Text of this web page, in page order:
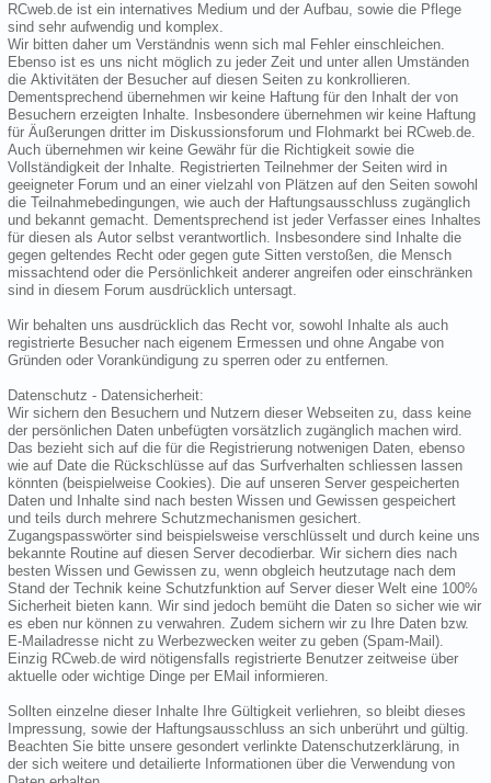
RCweb.de ist ein internatives Medium und der Aufbau, sowie die Pflege
sind sehr aufwendig und komplex.
Wir bitten daher um Verständnis wenn sich mal Fehler einschleichen.
Ebenso ist es uns nicht möglich zu jeder Zeit und unter allen Umständen
die Aktivitäten der Besucher auf diesen Seiten zu konkrollieren.
Dementsprechend übernehmen wir keine Haftung für den Inhalt der von
Besuchern erzeigten Inhalte. Insbesondere übernehmen wir keine Haftung
für Äußerungen dritter im Diskussionsforum und Flohmarkt bei RCweb.de.
Auch übernehmen wir keine Gewähr für die Richtigkeit sowie die
Vollständigkeit der Inhalte. Registrierten Teilnehmer der Seiten wird in
geeigneter Forum und an einer vielzahl von Plätzen auf den Seiten sowohl
die Teilnahmebedingungen, wie auch der Haftungsausschluss zugänglich
und bekannt gemacht. Dementsprechend ist jeder Verfasser eines Inhaltes
für diesen als Autor selbst verantwortlich. Insbesondere sind Inhalte die
gegen geltendes Recht oder gegen gute Sitten verstoßen, die Mensch
missachtend oder die Persönlichkeit anderer angreifen oder einschränken
sind in diesem Forum ausdrücklich untersagt.
Wir behalten uns ausdrücklich das Recht vor, sowohl Inhalte als auch
registrierte Besucher nach eigenem Ermessen und ohne Angabe von
Gründen oder Vorankündigung zu sperren oder zu entfernen.
Datenschutz - Datensicherheit:
Wir sichern den Besuchern und Nutzern dieser Webseiten zu, dass keine
der persönlichen Daten unbefügten vorsätzlich zugänglich machen wird.
Das bezieht sich auf die für die Registrierung notwenigen Daten, ebenso
wie auf Date die Rückschlüsse auf das Surfverhalten schliessen lassen
könnten (beispielweise Cookies). Die auf unseren Server gespeicherten
Daten und Inhalte sind nach besten Wissen und Gewissen gespeichert
und teils durch mehrere Schutzmechanismen gesichert.
Zugangspasswörter sind beispielsweise verschlüsselt und durch keine uns
bekannte Routine auf diesen Server decodierbar. Wir sichern dies nach
besten Wissen und Gewissen zu, wenn obgleich heutzutage nach dem
Stand der Technik keine Schutzfunktion auf Server dieser Welt eine 100%
Sicherheit bieten kann. Wir sind jedoch bemüht die Daten so sicher wie wir
es eben nur können zu verwahren. Zudem sichern wir zu Ihre Daten bzw.
E-Mailadresse nicht zu Werbezwecken weiter zu geben (Spam-Mail).
Einzig RCweb.de wird nötigensfalls registrierte Benutzer zeitweise über
aktuelle oder wichtige Dinge per EMail informieren.
Sollten einzelne dieser Inhalte Ihre Gültigkeit verliehren, so bleibt dieses
Impressung, sowie der Haftungsausschluss an sich unberührt und gültig.
Beachten Sie bitte unsere gesondert verlinkte Datenschutzerklärung, in
der sich weitere und detailierte Informationen über die Verwendung von